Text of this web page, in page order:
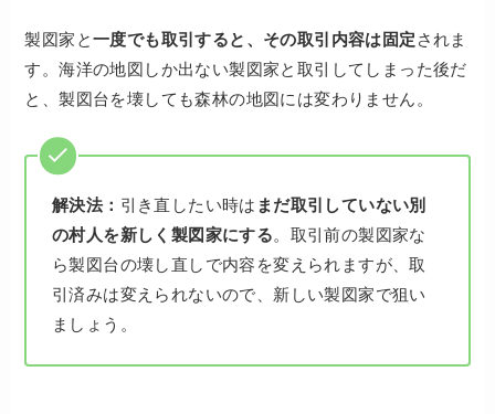
製図家と一度でも取引すると、その取引内容は固定 されま
す。海洋の地図しか出ない製図家と取引してしまった後だ
と、製図台を壊しても森林の地図には変わりません。
解決法： 引き直したい時は まだ取引していない別
の村人を新しく製図家にする。取引前の製図家な
ら製図台の壊し直しで内容を変えられますが、取
引済みは変えられないので、新しい製図家で狙い
ましょう。